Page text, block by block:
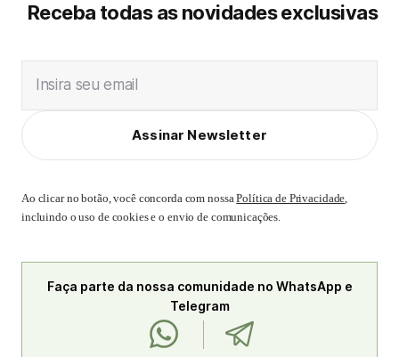
Receba todas as novidades exclusivas
Insira seu email
Assinar Newsletter
Ao clicar no botão, você concorda com nossaPolítica de Privacidade,
incluindo o uso de cookies e o envio de comunicações.
Faça parte da nossa comunidade no WhatsApp e
Telegram